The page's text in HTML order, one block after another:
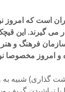
است که
می گیرند. این
فرهنگ و هنر
و امروز مخصوصا
گذاری) شبیه به